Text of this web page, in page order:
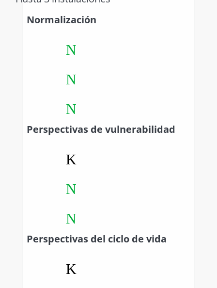
Normalización
N
N
N
Perspectivas de vulnerabilidad
K
N
N
Perspectivas del ciclo de vida
K